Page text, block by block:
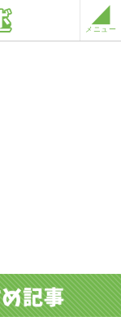
メニュー